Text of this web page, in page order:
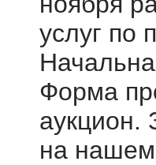
услуг по
Форма
аукцион.
на